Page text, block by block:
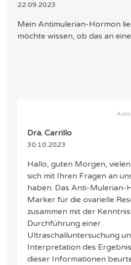
22.09.2023
Mein Antimulerian-Hormon
möchte wissen, ob das an
Dra. Carrillo
30.10.2023
Hallo, guten Morgen,
sich mit Ihren Fragen an
haben. Das Anti-Mulerian-
Marker für die ovarielle
zusammen mit der
Durchführung einer
Ultraschalluntersuchung
Interpretation des
dieser Informationen